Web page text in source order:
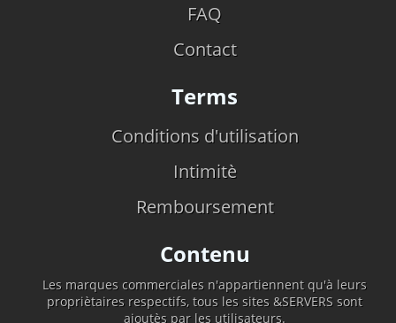
FAQ
Contact
Terms
Conditions d'utilisation
Intimitè
Remboursement
Contenu
Les marques commerciales n'appartiennent qu'à leurs
propriètaires respectifs, tous les sites &SERVERS sont
ajoutès par les utilisateurs.